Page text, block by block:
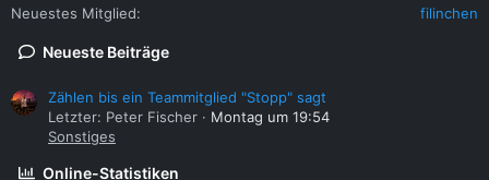
Neuestes Mitglied
filinchen
Neueste Beiträge
Zählen bis ein Teammitglied "Stopp" sagt
Letzter: Peter Fischer
Montag um 19:54
Sonstiges
Online-Statistiken